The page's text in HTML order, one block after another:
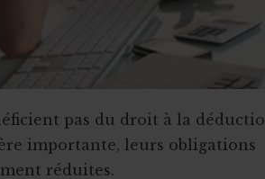
pas du droit à la
importante, leurs obligations
réduites.